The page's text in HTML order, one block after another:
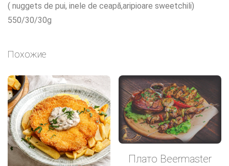
( nuggets de pui, inele de ceapă,aripioare sweetchili)
550/30/30g
Похожие
Плато Beermaster